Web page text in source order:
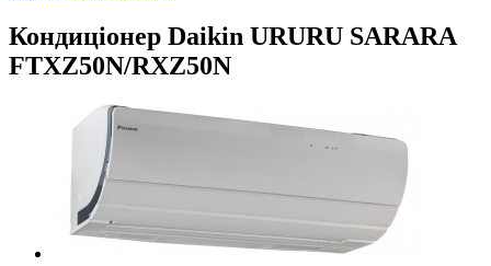
Кондиціонер Daikin URURU SARARA
FTXZ50N/RXZ50N